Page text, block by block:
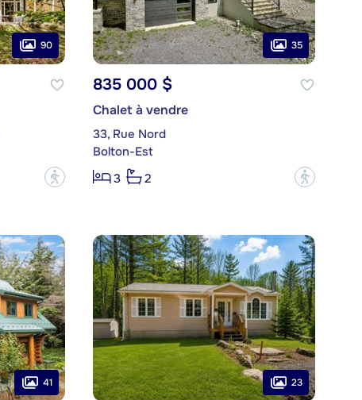
90
?
35
835 000 $
Chalet à vendre
33, Rue Nord
Bolton-Est
3
2 ?
41 23